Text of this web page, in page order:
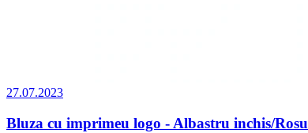
27.07.2023
Bluza cu imprimeu logo - Albastru inchis/Rosu